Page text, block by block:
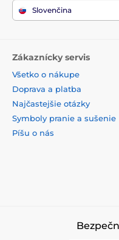
Slovenčina
Zákaznícky servis
Všetko o nákupe
Doprava a platba
Najčastejšie otázky
Symboly pranie a sušenie
Píšu o nás